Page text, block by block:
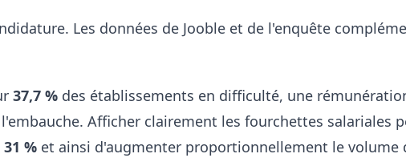
Les données de Jooble et de l'enquête
37,7 % des établissements en difficulté, une
Afficher clairement les fourchettes salariales
31 % et ainsi d'augmenter proportionnellement le volume